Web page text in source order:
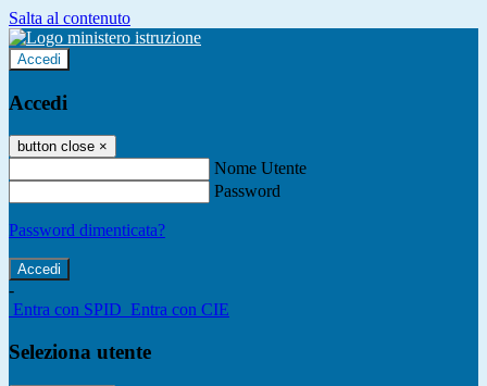
Salta al contenuto
Accedi
Accedi
button close ×
Nome Utente
Password
Password dimenticata?
-
Entra con SPID Entra con CIE
Seleziona utente